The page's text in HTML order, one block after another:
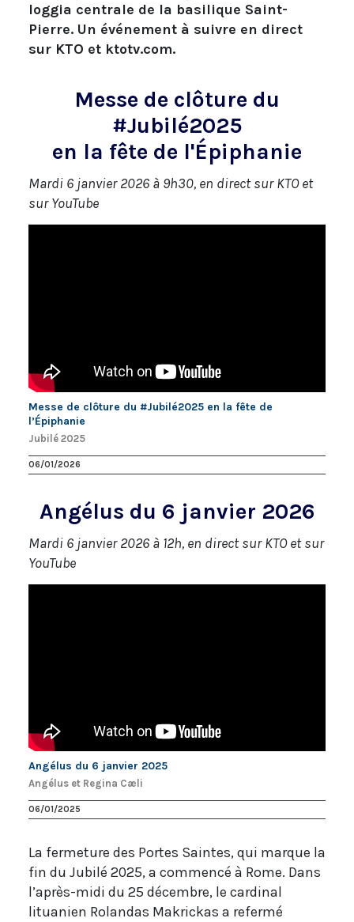
loggia centrale de la basilique Saint-
Pierre. Un événement à suivre en direct
sur KTO et ktotv.com.
Messe de clôture du
#Jubilé2025
en la fête de l'Épiphanie
Mardi 6 janvier 2026 à 9h30, en direct sur KTO et
sur YouTube
Messe de clôture du #Jubilé2025 en la fête de
l’Épiphanie
Jubilé 2025
06/01/2026
Angélus du 6 janvier 2026
Mardi 6 janvier 2026 à 12h, en direct sur KTO et sur
YouTube
Angélus du 6 janvier 2025
Angélus et Regina Cæli
06/01/2025
La fermeture des Portes Saintes, qui marque la
fin du Jubilé 2025, a commencé à Rome. Dans
l’après-midi du 25 décembre, le cardinal
lituanien Rolandas Makrickas a refermé